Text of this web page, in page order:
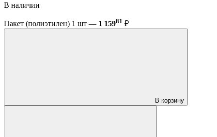
В наличии
Пакет (полиэтилен) 1 шт — 1 15981 ₽
В корзину